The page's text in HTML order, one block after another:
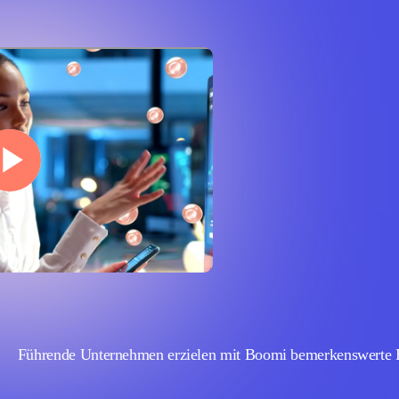
Führende Unternehmen erzielen mit Boomi bemerkenswerte